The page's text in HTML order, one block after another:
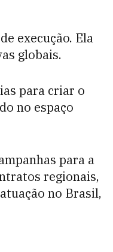
execução. Ela
globais.
para criar o
no espaço
para a
regionais,
no Brasil,